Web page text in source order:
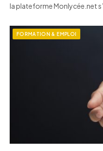
la plateforme Monlycée.net
FORMATION & EMPLOI